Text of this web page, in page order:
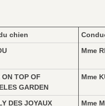
chien
Mme
ON TOP OF
GARDEN
Mme
DES JOYAUX
Mme